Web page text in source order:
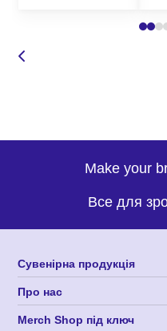
Звертайтеся до нас прямо
Make your
Все для
Сувенірна продукція
Про нас
Merch Shop під ключ